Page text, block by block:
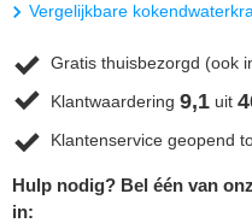
Vergelijkbare
Gratis thuisbezorgd (ook
Klantwaardering 9,1 uit
Klantenservice geopend
Hulp nodig? Bel één van
in: